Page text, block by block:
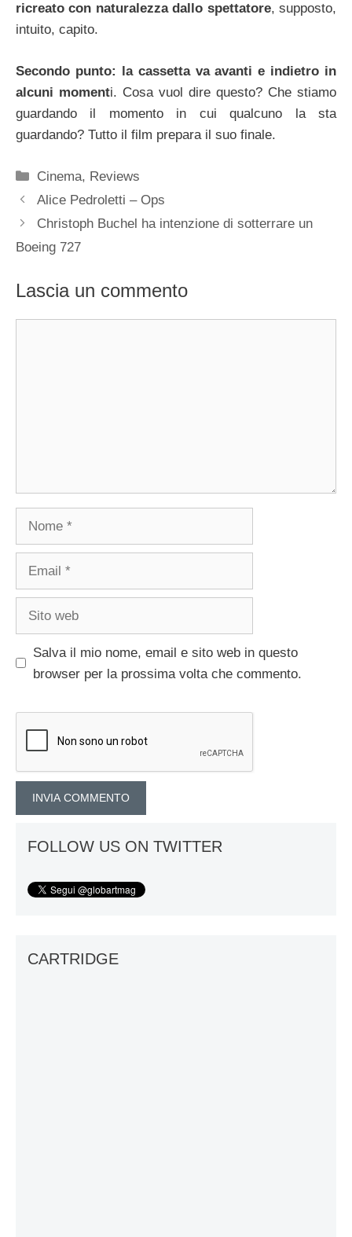
ricreato con naturalezza dallo spettatore, supposto,
intuito, capito.
Secondo punto: la cassetta va avanti e indietro in
alcuni momenti. Cosa vuol dire questo? Che stiamo
guardando il momento in cui qualcuno la sta
guardando? Tutto il film prepara il suo finale.
Categorie
Cinema, Reviews
Alice Pedroletti – Ops
Christoph Buchel ha intenzione di sotterrare un
Boeing 727
Lascia un commento
Salva il mio nome, email e sito web in questo
browser per la prossima volta che commento.
FOLLOW US ON TWITTER
CARTRIDGE